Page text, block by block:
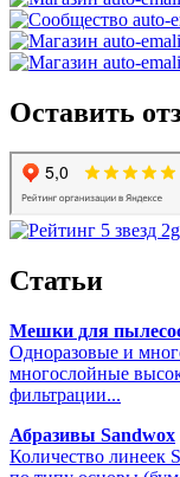
Оставить
Статьи
Мешки для
Одноразовые и
многослойные
фильтрации...
Абразивы Sandwox
Количество линеек